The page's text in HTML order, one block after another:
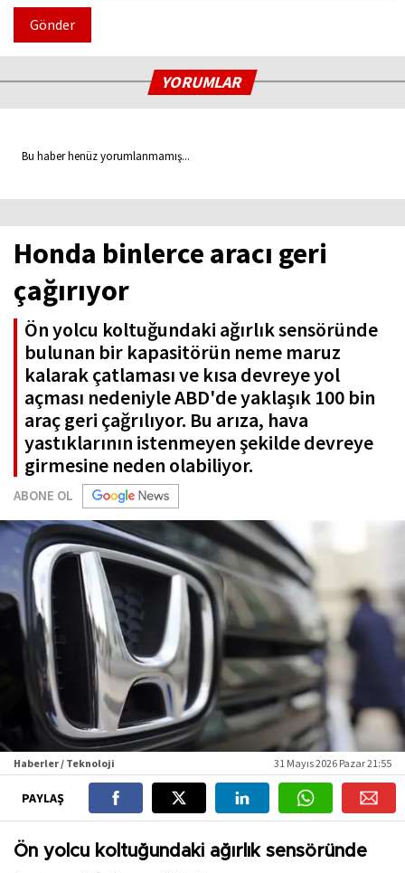
Gönder
YORUMLAR
Bu haber henüz yorumlanmamış...
Honda binlerce aracı geri
çağırıyor
Ön yolcu koltuğundaki ağırlık sensöründe
bulunan bir kapasitörün neme maruz
kalarak çatlaması ve kısa devreye yol
açması nedeniyle ABD'de yaklaşık 100 bin
araç geri çağrılıyor. Bu arıza, hava
yastıklarının istenmeyen şekilde devreye
girmesine neden olabiliyor.
ABONE OL
Haberler / Teknoloji 31 Mayıs 2026 Pazar 21:55
PAYLAŞ
Ön yolcu koltuğundaki ağırlık sensöründe